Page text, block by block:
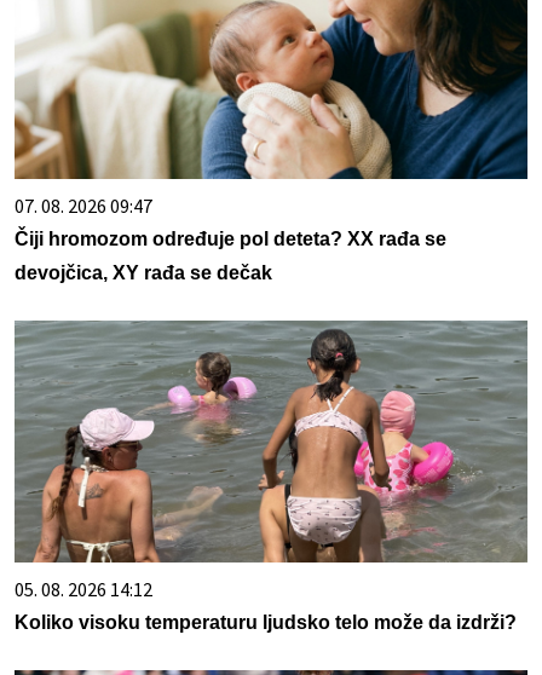
07. 08. 2026 09:47
Čiji hromozom određuje pol deteta? XX rađa se
devojčica, XY rađa se dečak
05. 08. 2026 14:12
Koliko visoku temperaturu ljudsko telo može da izdrži?